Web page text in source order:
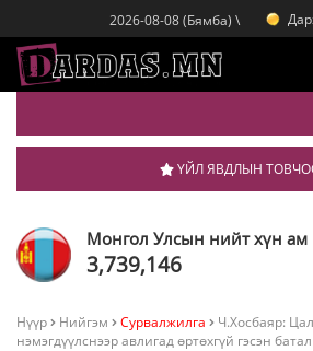
2026-08-08 (Бямба) \
ҮЙЛ ЯВДЛЫН
Монгол Улсын нийт хүн ам
3,739,146
Нүүр Нийгэм Сурвалжилга
Ч.Хосбаяр:
нэмэгдүүлснээр авлигад өртөхгүй гэсэн